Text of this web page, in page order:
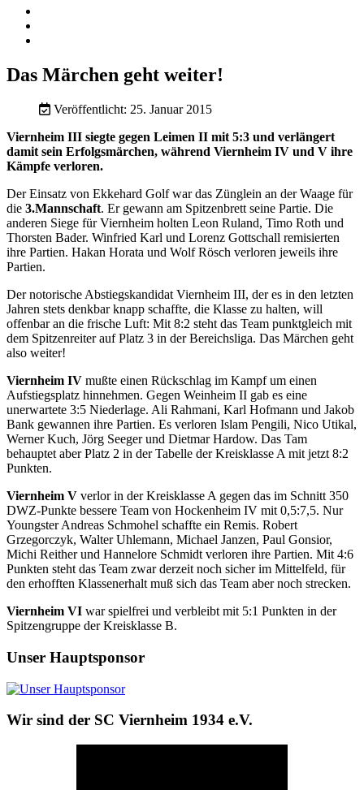
Das Märchen geht weiter!
Veröffentlicht: 25. Januar 2015
Viernheim III siegte gegen Leimen II mit 5:3 und verlängert
damit sein Erfolgsmärchen, während Viernheim IV und V ihre
Kämpfe verloren.
Der Einsatz von Ekkehard Golf war das Zünglein an der Waage für
die 3.Mannschaft. Er gewann am Spitzenbrett seine Partie. Die
anderen Siege für Viernheim holten Leon Ruland, Timo Roth und
Thorsten Bader. Winfried Karl und Lorenz Gottschall remisierten
ihre Partien. Hakan Horata und Wolf Rösch verloren jeweils ihre
Partien.
Der notorische Abstiegskandidat Viernheim III, der es in den letzten
Jahren stets denkbar knapp schaffte, die Klasse zu halten, will
offenbar an die frische Luft: Mit 8:2 steht das Team punktgleich mit
dem Spitzenreiter auf Platz 3 in der Bereichsliga. Das Märchen geht
also weiter!
Viernheim IV mußte einen Rückschlag im Kampf um einen
Aufstiegsplatz hinnehmen. Gegen Weinheim II gab es eine
unerwartete 3:5 Niederlage. Ali Rahmani, Karl Hofmann und Jakob
Bank gewannen ihre Partien. Es verloren Islam Pengili, Nico Utikal,
Werner Kuch, Jörg Seeger und Dietmar Hardow. Das Tam
behauptet aber Platz 2 in der Tabelle der Kreisklasse A mit jetzt 8:2
Punkten.
Viernheim V verlor in der Kreisklasse A gegen das im Schnitt 350
DWZ-Punkte bessere Team von Hockenheim IV mit 0,5:7,5. Nur
Youngster Andreas Schmohel schaffte ein Remis. Robert
Grzegorczyk, Walter Uhlemann, Michael Janzen, Paul Gonsior,
Michi Reither und Hannelore Schmidt verloren ihre Partien. Mit 4:6
Punkten steht das Team zwar derzeit noch sicher im Mittelfeld, für
den erhofften Klassenerhalt muß sich das Team aber noch strecken.
Viernheim VI war spielfrei und verbleibt mit 5:1 Punkten in der
Spitzengruppe der Kreisklasse B.
Unser Hauptsponsor
Wir sind der SC Viernheim 1934 e.V.